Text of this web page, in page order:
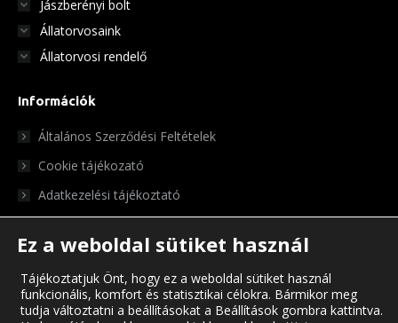
Jászberényi bolt
Állatorvosaink
Állatorvosi rendelő
Információk
Általános Szerződési Feltételek
Cookie tájékozató
Adatkezelési tájékoztató
Ez a weboldal sütiket használ
Tájékoztatjuk Önt, hogy ez a weboldal sütiket használ
funkcionális, komfort és statisztikai célokra. Bármikor meg
tudja változtatni a beállításokat a Beállítások gombra kattintva.